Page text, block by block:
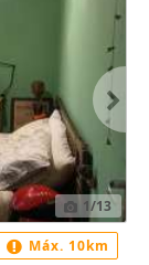
1/13
Máx. 10km